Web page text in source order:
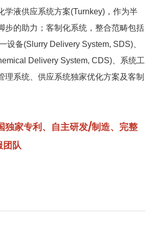
学液供应系统方案(Turnkey)，作为半
步的助力；客制化系统，整合范畴包括
设备(Slurry Delivery System, SDS)、
Delivery System, CDS)、系统工
理系统、供应系统独家优化方案及客制
独家专利、自主研发/制造、完整
团队